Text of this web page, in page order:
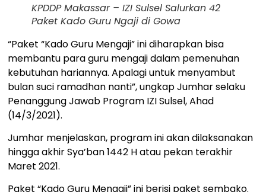
KPDDP Makassar – IZI Sulsel Salurkan 42
Paket Kado Guru Ngaji di Gowa
“Paket “Kado Guru Mengaji” ini diharapkan bisa
membantu para guru mengaji dalam pemenuhan
kebutuhan hariannya. Apalagi untuk menyambut
bulan suci ramadhan nanti”, ungkap Jumhar selaku
Penanggung Jawab Program IZI Sulsel, Ahad
(14/3/2021).
Jumhar menjelaskan, program ini akan dilaksanakan
hingga akhir Sya’ban 1442 H atau pekan terakhir
Maret 2021.
Paket “Kado Guru Mengaji” ini berisi paket sembako.